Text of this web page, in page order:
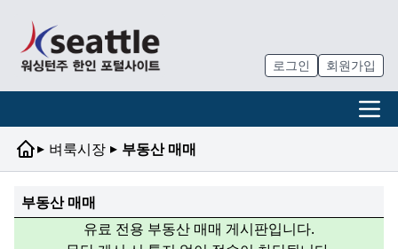
로그인 회원가입
▸ 벼룩시장 ▸ 부동산 매매
부동산 매매
유료 전용 부동산 매매 게시판입니다.